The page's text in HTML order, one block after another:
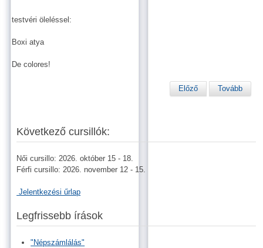
testvéri öleléssel:
Boxi atya
De colores!
Előző Tovább
Következő cursillók:
Női cursillo: 2026. október 15 - 18.
Férfi cursillo: 2026. november 12 - 15.
Jelentkezési űrlap
Legfrissebb írások
"Népszámlálás"